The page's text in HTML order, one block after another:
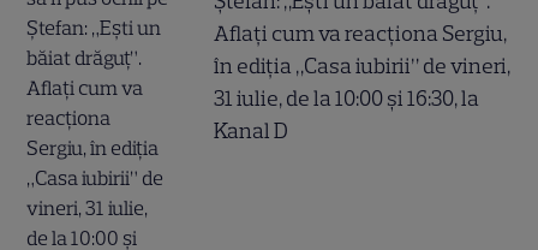
Aflați cum va reacționa Sergiu,
în ediția „Casa iubirii” de vineri,
31 iulie, de la 10:00 și 16:30, la
Kanal D